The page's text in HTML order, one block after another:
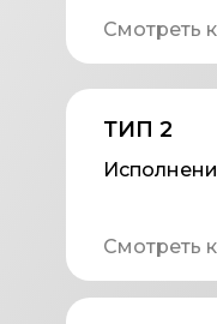
Смотреть
ТИП 2
Смотреть